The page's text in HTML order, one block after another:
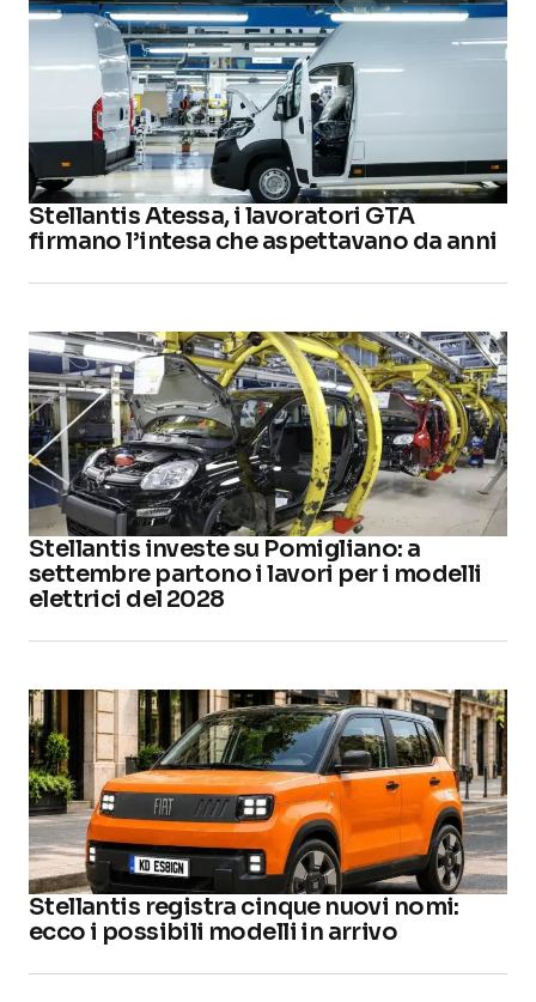
Stellantis Atessa, i lavoratori GTA
firmano l’intesa che aspettavano da anni
Stellantis investe su Pomigliano: a
settembre partono i lavori per i modelli
elettrici del 2028
Stellantis registra cinque nuovi nomi:
ecco i possibili modelli in arrivo